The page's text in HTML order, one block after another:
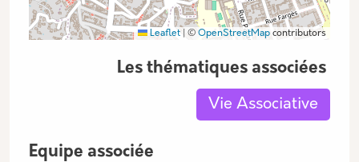
Leaflet © OpenStreetMap contributors
Les thématiques associées
Vie Associative
Equipe associée